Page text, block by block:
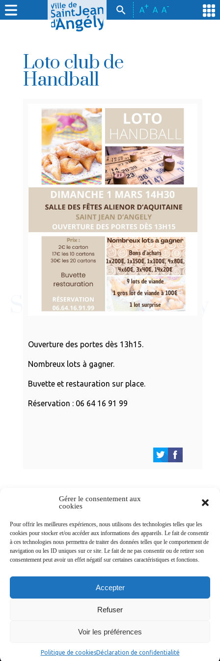
Gérer le consentement aux
cookies
Pour offrir les meilleures expériences, nous utilisons des technologies telles que les
cookies pour stocker et/ou accéder aux informations des appareils. Le fait de consentir
à ces technologies nous permettra de traiter des données telles que le comportement de
navigation ou les ID uniques sur ce site. Le fait de ne pas consentir ou de retirer son
consentement peut avoir un effet négatif sur certaines caractéristiques et fonctions.
Accepter
Refuser
Voir les préférences
Politique de cookiesDéclaration de confidentialité
A+ A A-
Loto club de
Handball
Ouverture des portes dès 13h15.
Nombreux lots à gagner.
Buvette et restauration sur place.
Réservation : 06 64 16 91 99
Newsletters
Abonnez-vous à la newsletter
>
© Ville de Saint-Jean-d'Angély 2026
Découvrir la ville
Plan du site
Données personnelles